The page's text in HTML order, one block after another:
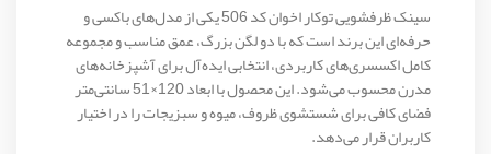
سینک ظرفشویی توکار اخوان کد 506 یکی از مدل‌های باکسی و
حرفه‌ای این برند است که با دو لگن بزرگ، عمق مناسب و مجموعه
کامل اکسسری‌های کاربردی، انتخابی ایده‌آل برای آشپزخانه‌های
مدرن محسوب می‌شود. این محصول با ابعاد 120×51 سانتی‌متر
فضای کافی برای شستشوی ظروف، میوه و سبزیجات را در اختیار
کاربران قرار می‌دهد.